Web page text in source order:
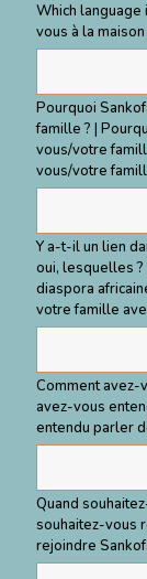
Which language
vous à la
Pourquoi
famille ? |
vous/votre
vous/votre
Y a-t-il un lien
oui, lesquelles
diaspora
votre famille
Comment avez-
avez-vous
entendu parler
Quand
souhaitez-vous
rejoindre